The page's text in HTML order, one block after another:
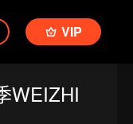
VIP
WEIZHI